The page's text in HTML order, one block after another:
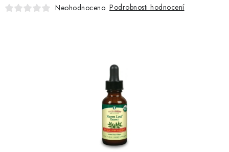
Neohodnoceno Podrobnosti hodnocení